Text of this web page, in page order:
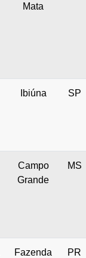
Mata
Ibiúna SP
Campo
Grande
MS
Fazenda
PR